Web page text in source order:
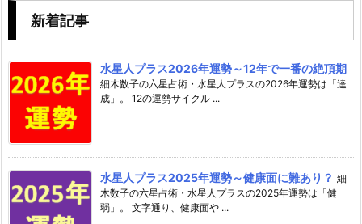
新着記事
水星人プラス2026年運勢～12年で一番の絶頂期
細木数子の六星占術・水星人プラスの2026年運勢は「達
成」。 12の運勢サイクル ...
水星人プラス2025年運勢～健康面に難あり？ 細
木数子の六星占術・水星人プラスの2025年運勢は「健
弱」。 文字通り、健康面や ...